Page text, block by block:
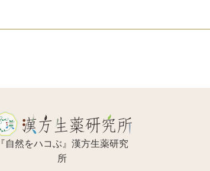
『自然をハコぶ』漢方生薬研究
所